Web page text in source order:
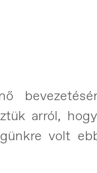
arról,
volt